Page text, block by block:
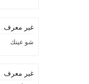
غير معرف
شو عينك
غير معرف